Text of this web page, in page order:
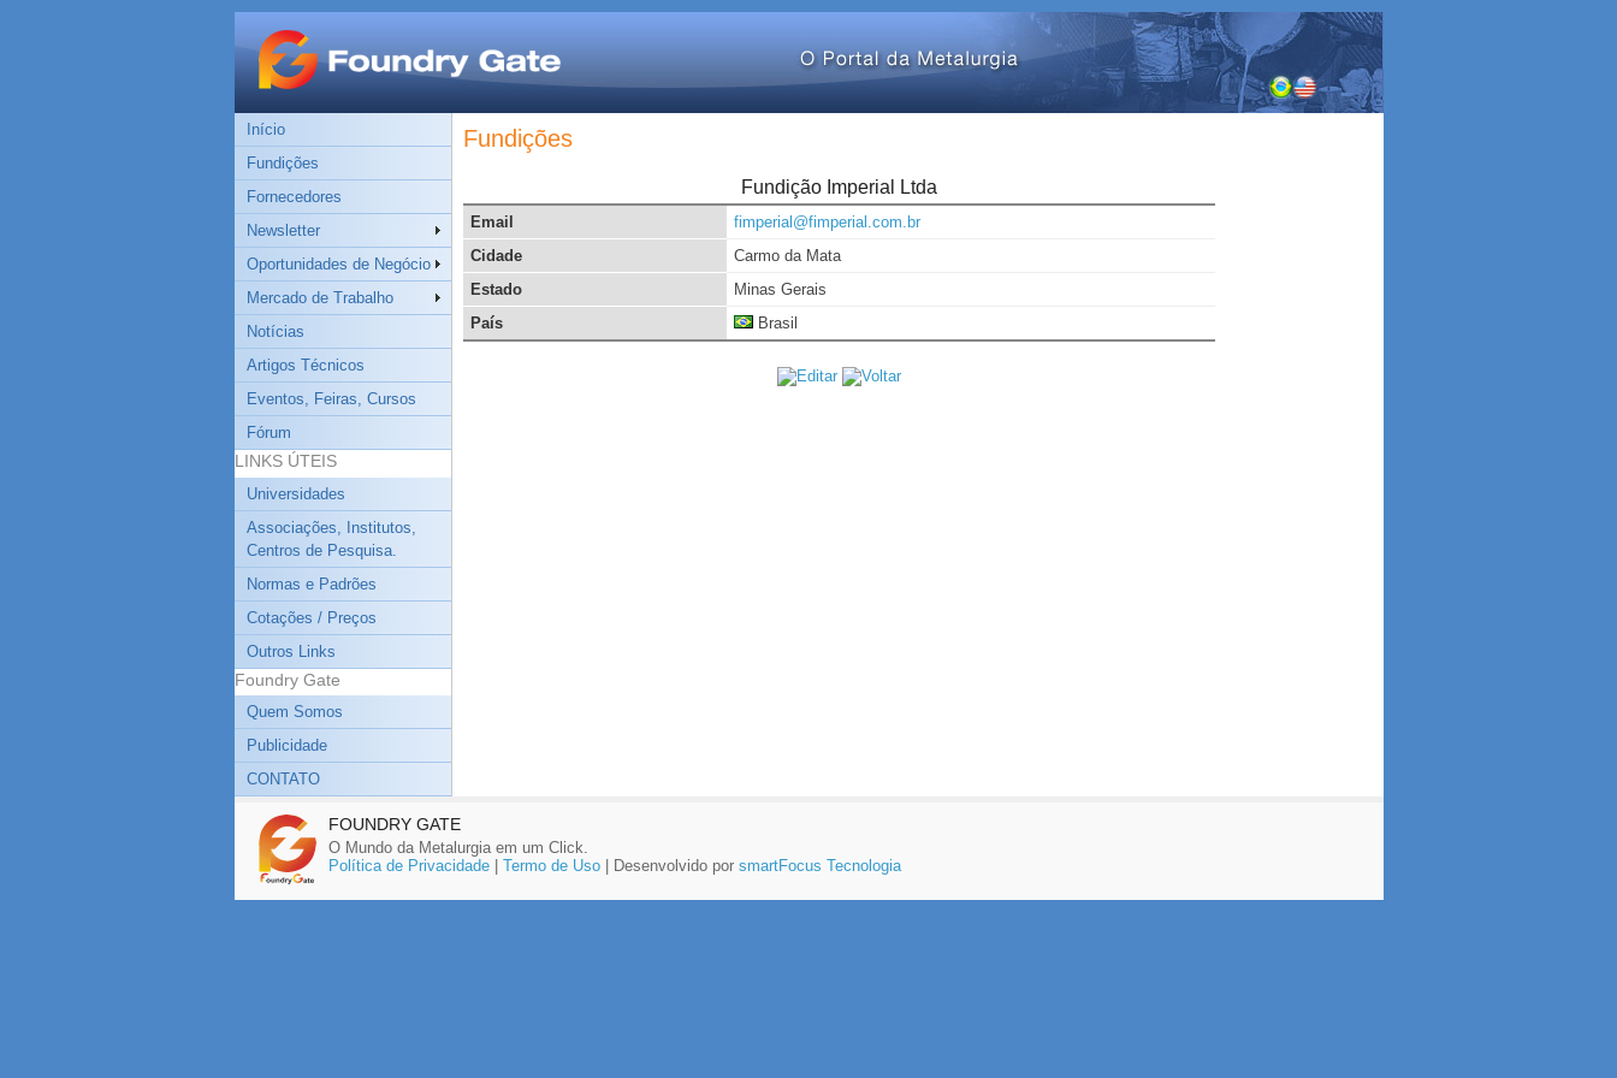
Início
Fundições
Fornecedores
Newsletter
Oportunidades de Negócio
Mercado de Trabalho
Notícias
Artigos Técnicos
Eventos, Feiras, Cursos
Fórum
LINKS ÚTEIS
Universidades
Associações, Institutos,
Centros de Pesquisa.
Normas e Padrões
Cotações / Preços
Outros Links
Foundry Gate
Quem Somos
Publicidade
CONTATO
Fundições
Fundição Imperial Ltda
Email
fimperial@fimperial.com.br
Cidade
Carmo da Mata
Estado
Minas Gerais
País
Brasil
FOUNDRY GATE
O Mundo da Metalurgia em um Click.
Política de Privacidade| Termo de Uso| Desenvolvido por smartFocus Tecnologia